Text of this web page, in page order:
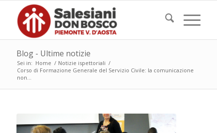
Blog - Ultime notizie
Sei in: Home / Notizie ispettoriali /
Corso di Formazione Generale del Servizio Civile: la comunicazione
non...